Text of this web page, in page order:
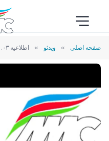
صفحه اصلی » ویدئو » اطلاعیه ۲۰۲۱.۱۰.۰۳